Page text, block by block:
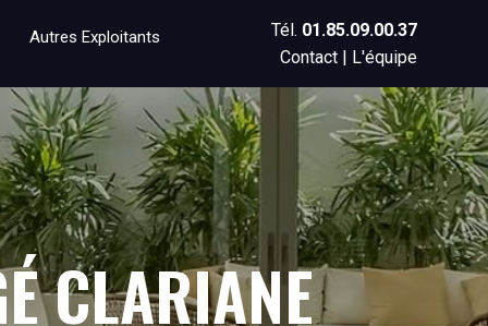
Autres Exploitants Tél. 01.85.09.00.37
Contact | L'équipe
CLARIANE